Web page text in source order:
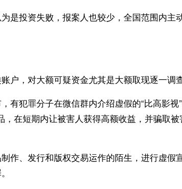
是投资失败，报案人也较少，全国范围内主
户，对大额可疑资金尤其是大额取现逐一调查
犯罪分子在微信群内介绍虚假的“比高影视
在短期内让被害人获得高额收益，并骗取被
作、发行和版权交易运作的陌生，进行虚假